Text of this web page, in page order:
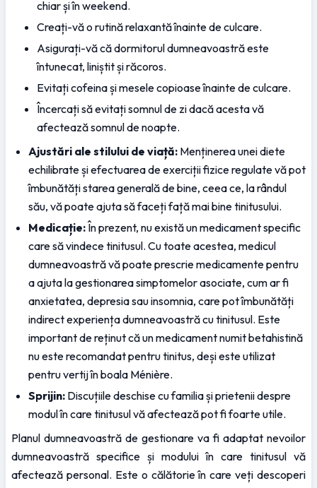
chiar și în weekend.
Creați-vă o rutină relaxantă înainte de culcare.
Asigurați-vă că dormitorul dumneavoastră este
întunecat, liniștit și răcoros.
Evitați cofeina și mesele copioase înainte de culcare.
Încercați să evitați somnul de zi dacă acesta vă
afectează somnul de noapte.
Ajustări ale stilului de viață: Menținerea unei diete
echilibrate și efectuarea de exerciții fizice regulate vă pot
îmbunătăți starea generală de bine, ceea ce, la rândul
său, vă poate ajuta să faceți față mai bine tinitusului.
Medicație: În prezent, nu există un medicament specific
care să vindece tinitusul. Cu toate acestea, medicul
dumneavoastră vă poate prescrie medicamente pentru
a ajuta la gestionarea simptomelor asociate, cum ar fi
anxietatea, depresia sau insomnia, care pot îmbunătăți
indirect experiența dumneavoastră cu tinitusul. Este
important de reținut că un medicament numit betahistină
nu este recomandat pentru tinitus, deși este utilizat
pentru vertij în boala Ménière.
Sprijin: Discuțiile deschise cu familia și prietenii despre
modul în care tinitusul vă afectează pot fi foarte utile.
Planul dumneavoastră de gestionare va fi adaptat nevoilor
dumneavoastră specifice și modului în care tinitusul vă
afectează personal. Este o călătorie în care veți descoperi